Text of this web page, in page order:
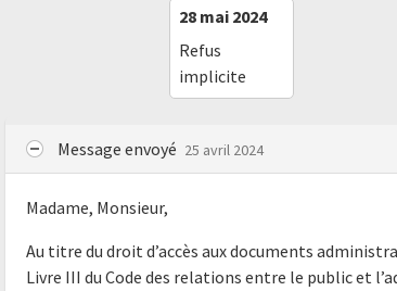
28 mai 2024
Refus
implicite
Message envoyé 25 avril 2024
Madame, Monsieur,
Au titre du droit d’accès aux documents
Livre III du Code des relations entre le public et